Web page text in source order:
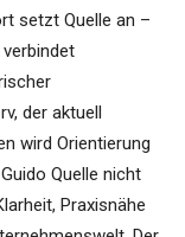
setzt Quelle an –
der aktuell
wird Orientierung
Quelle nicht
Praxisnähe